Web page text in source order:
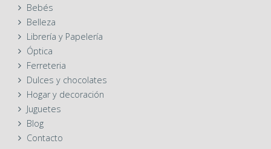
Bebés
Belleza
Librería y Papelería
Óptica
Ferreteria
Dulces y chocolates
Hogar y decoración
Juguetes
Blog
Contacto